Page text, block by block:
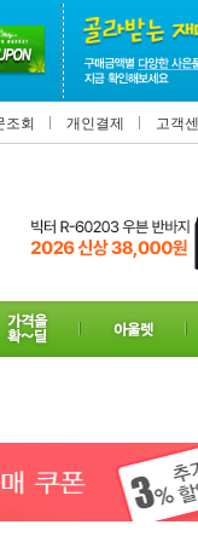
조회 개인결제 고객